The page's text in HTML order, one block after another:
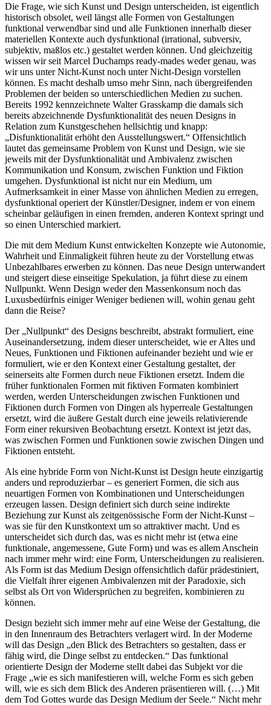
Die Frage, wie sich Kunst und Design unterscheiden, ist eigentlich
historisch obsolet, weil längst alle Formen von Gestaltungen
funktional verwendbar sind und alle Funktionen innerhalb dieser
materiellen Kontexte auch dysfunktional (irrational, subversiv,
subjektiv, maßlos etc.) gestaltet werden können. Und gleichzeitig
wissen wir seit Marcel Duchamps ready-mades weder genau, was
wir uns unter Nicht-Kunst noch unter Nicht-Design vorstellen
können. Es macht deshalb umso mehr Sinn, nach übergreifenden
Problemen der beiden so unterschiedlichen Medien zu suchen.
Bereits 1992 kennzeichnete Walter Grasskamp die damals sich
bereits abzeichnende Dysfunktionalität des neuen Designs in
Relation zum Kunstgeschehen hellsichtig und knapp:
„Disfunktionalität erhöht den Ausstellungswert.“ Offensichtlich
lautet das gemeinsame Problem von Kunst und Design, wie sie
jeweils mit der Dysfunktionalität und Ambivalenz zwischen
Kommunikation und Konsum, zwischen Funktion und Fiktion
umgehen. Dysfunktional ist nicht nur ein Medium, um
Aufmerksamkeit in einer Masse von ähnlichen Medien zu erregen,
dysfunktional operiert der Künstler/Designer, indem er von einem
scheinbar geläufigen in einen fremden, anderen Kontext springt und
so einen Unterschied markiert.
Die mit dem Medium Kunst entwickelten Konzepte wie Autonomie,
Wahrheit und Einmaligkeit führen heute zu der Vorstellung etwas
Unbezahlbares erwerben zu können. Das neue Design unterwandert
und steigert diese einseitige Spekulation, ja führt diese zu einem
Nullpunkt. Wenn Design weder den Massenkonsum noch das
Luxusbedürfnis einiger Weniger bedienen will, wohin genau geht
dann die Reise?
Der „Nullpunkt“ des Designs beschreibt, abstrakt formuliert, eine
Auseinandersetzung, indem dieser unterscheidet, wie er Altes und
Neues, Funktionen und Fiktionen aufeinander bezieht und wie er
formuliert, wie er den Kontext einer Gestaltung gestaltet, der
seinerseits alte Formen durch neue Fiktionen ersetzt. Indem die
früher funktionalen Formen mit fiktiven Formaten kombiniert
werden, werden Unterscheidungen zwischen Funktionen und
Fiktionen durch Formen von Dingen als hyperreale Gestaltungen
ersetzt, wird die äußere Gestalt durch eine jeweils relativierende
Form einer rekursiven Beobachtung ersetzt. Kontext ist jetzt das,
was zwischen Formen und Funktionen sowie zwischen Dingen und
Fiktionen entsteht.
Als eine hybride Form von Nicht-Kunst ist Design heute einzigartig
anders und reproduzierbar – es generiert Formen, die sich aus
neuartigen Formen von Kombinationen und Unterscheidungen
erzeugen lassen. Design definiert sich durch seine indirekte
Beziehung zur Kunst als zeitgenössische Form der Nicht-Kunst –
was sie für den Kunstkontext um so attraktiver macht. Und es
unterscheidet sich durch das, was es nicht mehr ist (etwa eine
funktionale, angemessene, Gute Form) und was es allem Anschein
nach immer mehr wird: eine Form, Unterscheidungen zu realisieren.
Als Form ist das Medium Design offensichtlich dafür prädestiniert,
die Vielfalt ihrer eigenen Ambivalenzen mit der Paradoxie, sich
selbst als Ort von Widersprüchen zu begreifen, kombinieren zu
können.
Design bezieht sich immer mehr auf eine Weise der Gestaltung, die
in den Innenraum des Betrachters verlagert wird. In der Moderne
will das Design „den Blick des Betrachters so gestalten, dass er
fähig wird, die Dinge selbst zu entdecken.“ Das funktional
orientierte Design der Moderne stellt dabei das Subjekt vor die
Frage „wie es sich manifestieren will, welche Form es sich geben
will, wie es sich dem Blick des Anderen präsentieren will. (…) Mit
dem Tod Gottes wurde das Design Medium der Seele.“ Nicht mehr